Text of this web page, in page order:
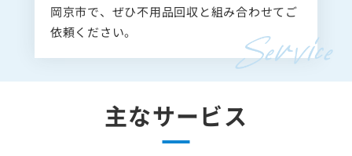
岡京市で、ぜひ不用品回収と組み合わせてご
依頼ください。
主なサービス